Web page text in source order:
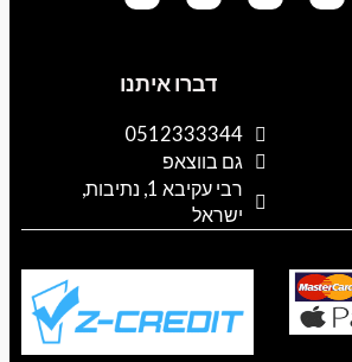
o
k
o
l
e
דברו איתנו
0512333344
גם בווצאפ
רבי עקיבא 1, נתיבות,
ישראל